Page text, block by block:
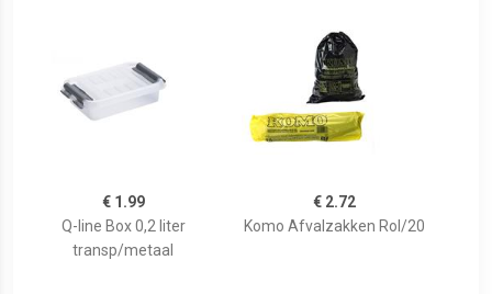
€ 1.99
Q-line Box 0,2 liter
transp/metaal
€ 2.72
Komo Afvalzakken Rol/20